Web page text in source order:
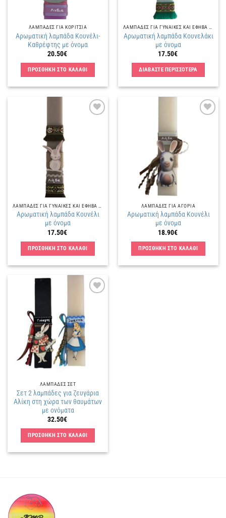
ΛΑΜΠΑΔΕΣ ΓΙΑ ΚΟΡΙΤΣΙΑ
Αρωματική λαμπάδα Κουνέλι-
Καθρέφτης με όνομα
20.50€
ΠΡΟΣΘΗΚΗ ΣΤΟ ΚΑΛΑΘΙ
Αρωματική λαμπάδα Κουνελάκι
με όνομα
17.50€
ΔΙΑΒΑΣΤΕ ΠΕΡΙΣΣΟΤΕΡΑ
Αρωματική λαμπάδα Κουνέλι
με όνομα
17.50€
ΠΡΟΣΘΗΚΗ ΣΤΟ ΚΑΛΑΘΙ
επιθυμιών
ΛΑΜΠΑΔΕΣ ΓΙΑ ΑΓΟΡΙΑ
Αρωματική λαμπάδα Κουνέλι
με όνομα
18.90€
ΠΡΟΣΘΗΚΗ ΣΤΟ ΚΑΛΑΘΙ
λίστα
επιθυμιών
ΛΑΜΠΑΔΕΣ ΣΕΤ
Σετ 2 λαμπάδες για ζευγάρια
Αλίκη στη χώρα των θαυμάτων
με ονόματα
32.50€
ΠΡΟΣΘΗΚΗ ΣΤΟ ΚΑΛΑΘΙ